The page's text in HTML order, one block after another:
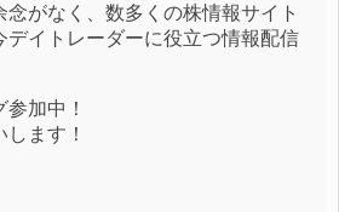
がなく、数多くの株情報サイト
デイトレーダーに役立つ情報配信
加中！
ます！